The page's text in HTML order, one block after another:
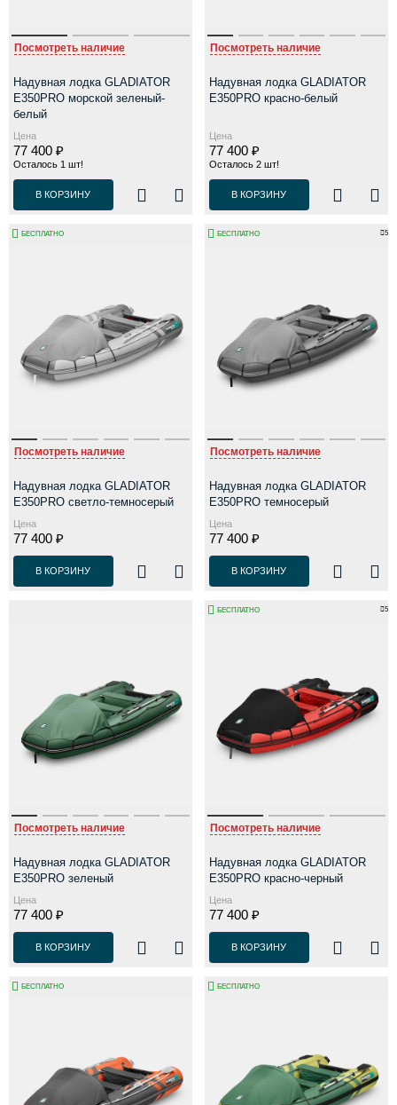
Посмотреть наличие
Надувная лодка GLADIATOR
E350PRO морской зеленый-
белый
Цена
77 400 ₽
Осталось 1 шт!
В КОРЗИНУ
Посмотреть наличие
Надувная лодка GLADIATOR
E350PRO красно-белый
Цена
77 400 ₽
Осталось 2 шт!
В КОРЗИНУ
БЕСПЛАТНО
Посмотреть наличие
Надувная лодка GLADIATOR
E350PRO светло-темносерый
Цена
77 400 ₽
В КОРЗИНУ
БЕСПЛАТНО 5
Посмотреть наличие
Надувная лодка GLADIATOR
E350PRO темносерый
Цена
77 400 ₽
В КОРЗИНУ
Посмотреть наличие
Надувная лодка GLADIATOR
E350PRO зеленый
Цена
77 400 ₽
В КОРЗИНУ
БЕСПЛАТНО 5
Посмотреть наличие
Надувная лодка GLADIATOR
E350PRO красно-черный
Цена
77 400 ₽
В КОРЗИНУ
БЕСПЛАТНО БЕСПЛАТНО